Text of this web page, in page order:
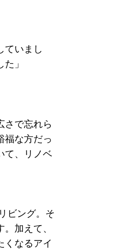
ていまし
」
さで忘れら
福な方だっ
て、リノベ
ビング。そ
加えて、
くなるアイ